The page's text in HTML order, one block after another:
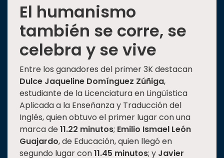
El humanismo
también se corre, se
celebra y se vive
Entre los ganadores del primer 3K destacan
Dulce Jaqueline Domínguez Zúñiga,
estudiante de la Licenciatura en Lingüística
Aplicada a la Enseñanza y Traducción del
Inglés, quien obtuvo el primer lugar con una
marca de11.22 minutos; Emilio Ismael León
Guajardo, de Educación, quien llegó en
segundo lugar con11.45 minutos; y Javier